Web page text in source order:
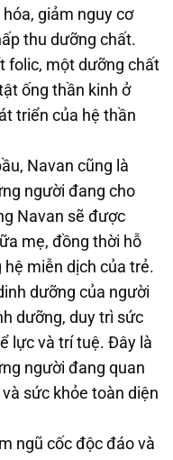
giảm nguy cơ
thu dưỡng chất.
folic, một dưỡng chất
ống thần kinh ở
triển của hệ thần
Navan cũng là
người đang cho
Navan sẽ được
mẹ, đồng thời hỗ
miễn dịch của trẻ.
dưỡng của người
dưỡng, duy trì sức
lực và trí tuệ. Đây là
người đang quan
sức khỏe toàn diện
ngũ cốc độc đáo và